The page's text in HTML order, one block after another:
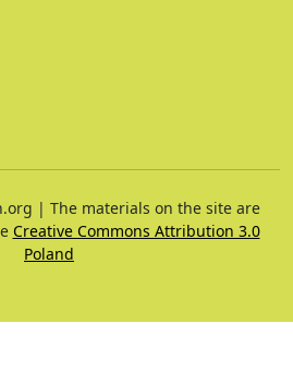
| The materials on the site are
Creative Commons Attribution 3.0
Poland